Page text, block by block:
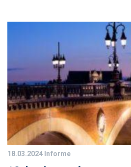
18.03.2024Informe